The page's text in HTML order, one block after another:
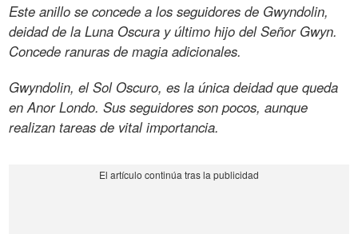
Este anillo se concede a los seguidores de Gwyndolin,
deidad de la Luna Oscura y último hijo del Señor Gwyn.
Concede ranuras de magia adicionales.
Gwyndolin, el Sol Oscuro, es la única deidad que queda
en Anor Londo. Sus seguidores son pocos, aunque
realizan tareas de vital importancia.